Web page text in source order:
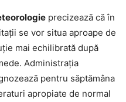
precizează că în
se vor situa aproape de
mai echilibrată după
Administrația
pentru săptămâna
apropiate de normal